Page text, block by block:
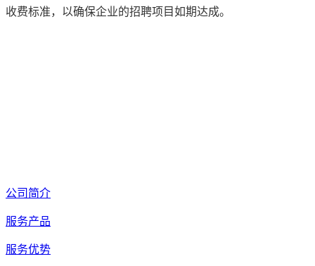
收费标准，以确保企业的招聘项目如期达成。
公司简介
服务产品
服务优势